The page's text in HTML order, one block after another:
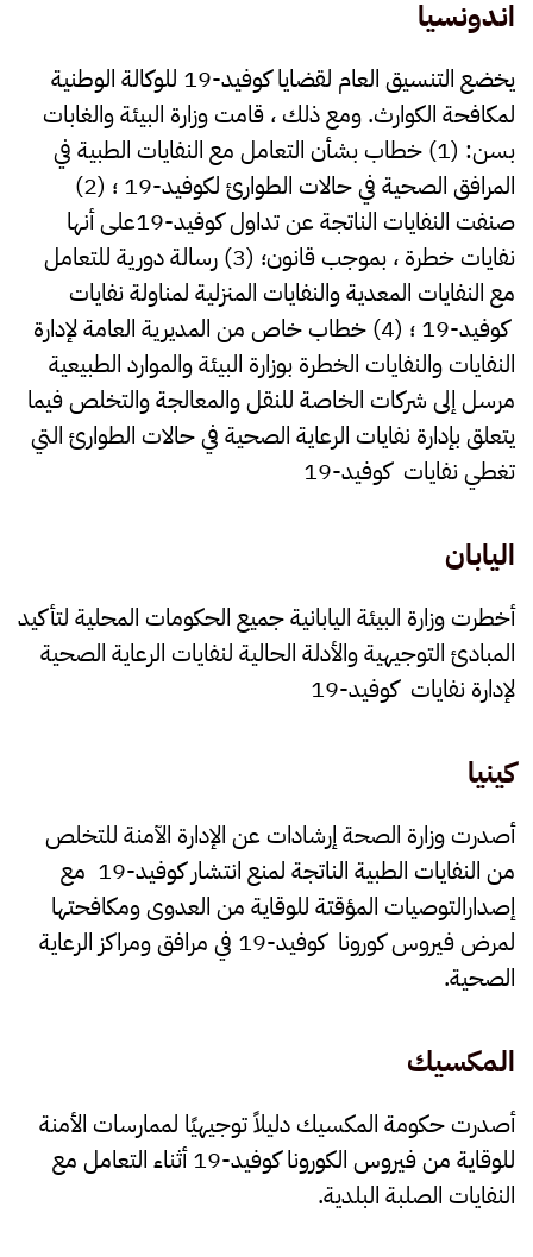
اندونسيا
يخضع التنسيق العام لقضايا كوفيد-19 للوكالة الوطنية
لمكافحة الكوارث. ومع ذلك ، قامت وزارة البيئة والغابات
بسن: (1) خطاب بشأن التعامل مع النفايات الطبية في
المرافق الصحية في حالات الطوارئ لكوفيد-19 ؛ (2)
صنفت النفايات الناتجة عن تداول كوفيد-19على أنها
نفايات خطرة ، بموجب قانون؛ (3) رسالة دورية للتعامل
مع النفايات المعدية والنفايات المنزلية لمناولة نفايات
كوفيد-19 ؛ (4) خطاب خاص من المديرية العامة لإدارة
النفايات والنفايات الخطرة بوزارة البيئة والموارد الطبيعية
مرسل إلى شركات الخاصة للنقل والمعالجة والتخلص فيما
يتعلق بإدارة نفايات الرعاية الصحية في حالات الطوارئ التي
تغطي نفايات كوفيد-19
اليابان
أخطرت وزارة البيئة اليابانية جميع الحكومات المحلية لتأكيد
المبادئ التوجيهية والأدلة الحالية لنفايات الرعاية الصحية
لإدارة نفايات كوفيد-19
كينيا
أصدرت وزارة الصحة إرشادات عن الإدارة الآمنة للتخلص
من النفايات الطبية الناتجة لمنع انتشار كوفيد-19 مع
إصدارالتوصيات المؤقتة للوقاية من العدوى ومكافحتها
لمرض فيروس كورونا كوفيد-19 في مرافق ومراكز الرعاية
الصحية.
المكسيك
أصدرت حكومة المكسيك دليلاً توجيهيًا لممارسات الأمنة
للوقاية من فيروس الكورونا كوفيد-19 أثناء التعامل مع
النفايات الصلبة البلدية.